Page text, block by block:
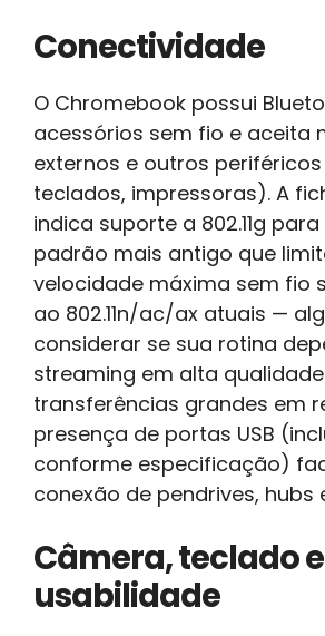
Conectividade
O Chromebook possui
acessórios sem fio e aceita
externos e outros
teclados, impressoras). A
indica suporte a 802.11g para
padrão mais antigo que
velocidade máxima sem fio
ao 802.11n/ac/ax atuais —
considerar se sua rotina
streaming em alta
transferências grandes em
presença de portas USB
conforme especificação)
conexão de pendrives, hubs
Câmera, teclado e
usabilidade